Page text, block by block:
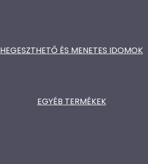
HEGESZTHETŐ ÉS MENETES IDOMOK
EGYÉB TERMÉKEK